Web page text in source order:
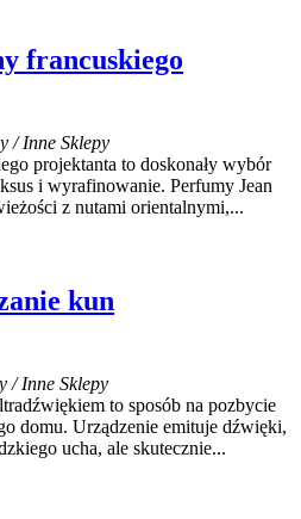
francuskiego
/ Inne Sklepy
projektanta to doskonały wybór
i wyrafinowanie. Perfumy Jean
z nutami orientalnymi,...
kun
/ Inne Sklepy
to sposób na pozbycie
domu. Urządzenie emituje dźwięki,
ucha, ale skutecznie...